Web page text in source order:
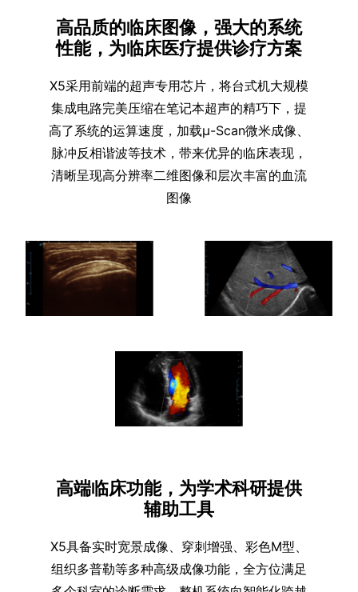
高品质的临床图像，强大的系统
性能，为临床医疗提供诊疗方案
X5采用前端的超声专用芯片，将台式机大规模
集成电路完美压缩在笔记本超声的精巧下，提
高了系统的运算速度，加载μ-Scan微米成像、
脉冲反相谐波等技术，带来优异的临床表现，
清晰呈现高分辨率二维图像和层次丰富的血流
图像
高端临床功能，为学术科研提供
辅助工具
X5具备实时宽景成像、穿刺增强、彩色M型、
组织多普勒等多种高级成像功能，全方位满足